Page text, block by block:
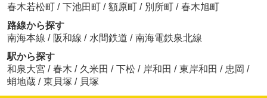
春木若松町 / 下池田町 / 額原町 / 別所町 / 春木旭町
路線から探す
南海本線 / 阪和線 / 水間鉄道 / 南海電鉄泉北線
駅から探す
和泉大宮 / 春木 / 久米田 / 下松 / 岸和田 / 東岸和田 / 忠岡 /
蛸地蔵 / 東貝塚 / 貝塚